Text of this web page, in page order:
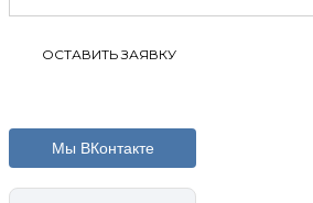
Мы ВКонтакте